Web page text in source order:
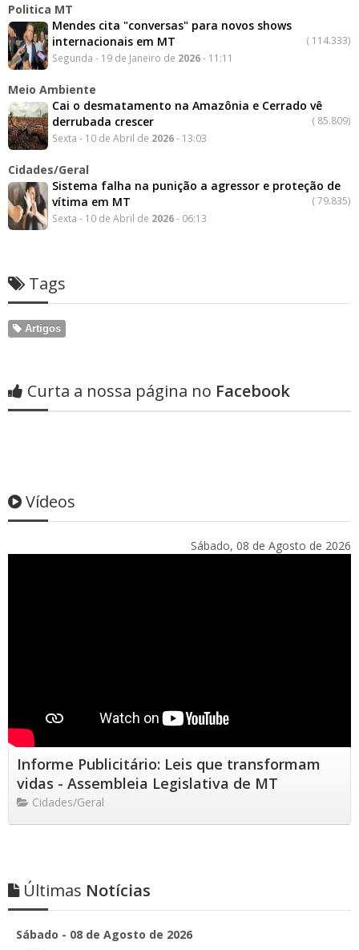
Politica MT
Mendes cita "conversas" para novos shows
internacionais em MT
( 114.333)
Segunda - 19 de Janeiro de 2026- 11:11
Meio Ambiente
Cai o desmatamento na Amazônia e Cerrado vê
derrubada crescer
( 85.809)
Sexta - 10 de Abril de 2026- 13:03
Cidades/Geral
Sistema falha na punição a agressor e proteção de
vítima em MT
(79.835)
Sexta - 10 de Abril de 2026- 06:13
Tags
Artigos
Curta a nossa página no Facebook
Vídeos
Sábado, 08 de Agosto de 2026
Informe Publicitário: Leis que transformam
vidas - Assembleia Legislativa de MT
Cidades/Geral
Últimas Notícias
Sábado - 08 de Agosto de 2026